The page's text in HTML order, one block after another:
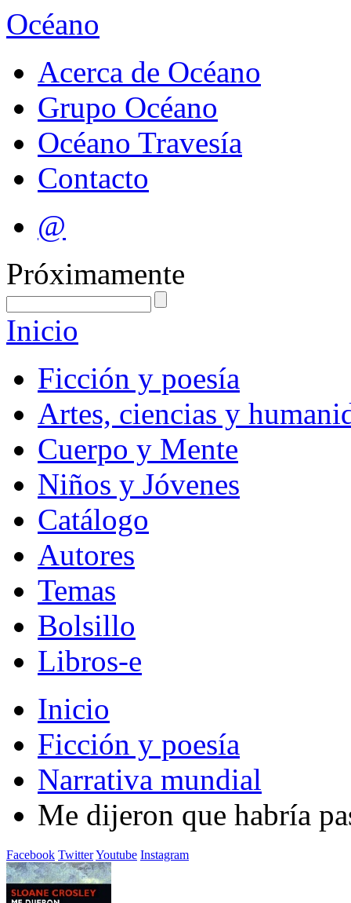
Océano
Acerca de Océano
Grupo Océano
Océano Travesía
Contacto
@
Próximamente
Inicio
Ficción y poesía
Artes, ciencias y
Cuerpo y Mente
Niños y Jóvenes
Catálogo
Autores
Temas
Bolsillo
Libros-e
Inicio
Ficción y poesía
Narrativa mundial
Me dijeron que habría
Facebook TwitterYoutube Instagram